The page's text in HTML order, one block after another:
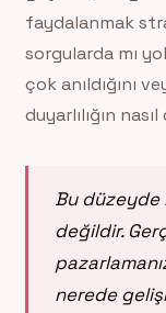
faydalanmak
sorgularda mı
çok anıldığını
duyarlılığın
Bu düzeyde
değildir.
nerede